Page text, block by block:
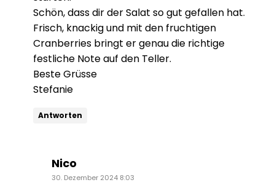
Schön, dass dir der Salat so gut gefallen hat.
Frisch, knackig und mit den fruchtigen
Cranberries bringt er genau die richtige
festliche Note auf den Teller.
Beste Grüsse
Stefanie
Antworten
Nico
30. Dezember 2024 8:03